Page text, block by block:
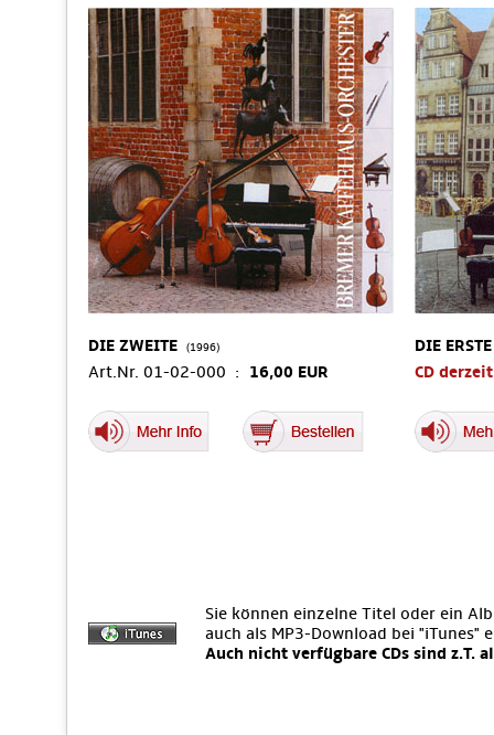
DIE ZWEITE (1996)
Art.Nr. 01-02-000 : 16,00 EUR
DIE ERSTE
CD
Sie können einzelne Titel oder ein
auch als MP3-Download bei "iTunes"
Auch nicht verfügbare CDs sind z.T.